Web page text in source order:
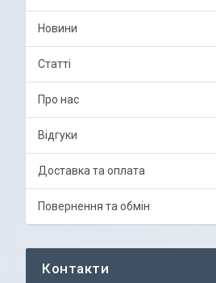
Новини
Статті
Про нас
Відгуки
Доставка та оплата
Повернення та обмін